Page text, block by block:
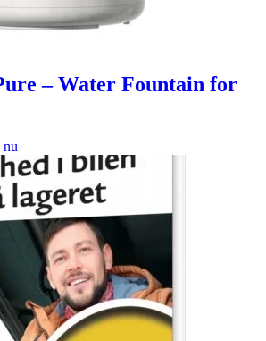
– Water Fountain for